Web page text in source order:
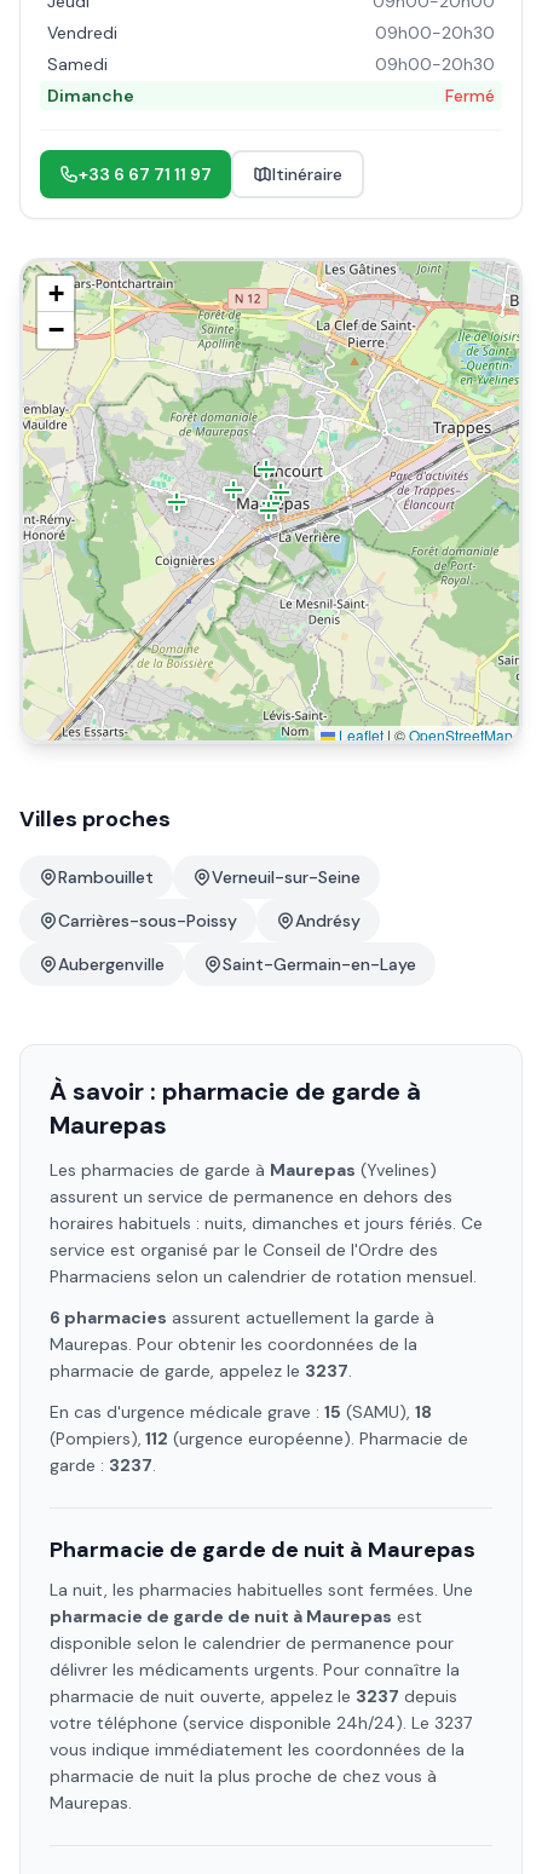
Vendredi
09h00-20h30
Samedi
09h00-20h30
Dimanche
Fermé
+33 6 67 71 11 97 Itinéraire
+
−
Leaflet | ©OpenStreetMap
Villes proches
Rambouillet
Verneuil-sur-Seine
Carrières-sous-Poissy
Andrésy
Aubergenville
Saint-Germain-en-Laye
À savoir : pharmacie de garde à
Maurepas
Les pharmacies de garde à Maurepas (Yvelines)
assurent un service de permanence en dehors des
horaires habituels : nuits, dimanches et jours fériés. Ce
service est organisé par le Conseil de l'Ordre des
Pharmaciens selon un calendrier de rotation mensuel.
6 pharmacies assurent actuellement la garde à
Maurepas. Pour obtenir les coordonnées de la
pharmacie de garde, appelez le 3237.
En cas d'urgence médicale grave : 15 (SAMU), 18
(Pompiers), 112 (urgence européenne). Pharmacie de
garde : 3237.
Pharmacie de garde de nuit à Maurepas
La nuit, les pharmacies habituelles sont fermées. Une
pharmacie de garde de nuit à Maurepas est
disponible selon le calendrier de permanence pour
délivrer les médicaments urgents. Pour connaître la
pharmacie de nuit ouverte, appelez le 3237 depuis
votre téléphone (service disponible 24h/24). Le 3237
vous indique immédiatement les coordonnées de la
pharmacie de nuit la plus proche de chez vous à
Maurepas.